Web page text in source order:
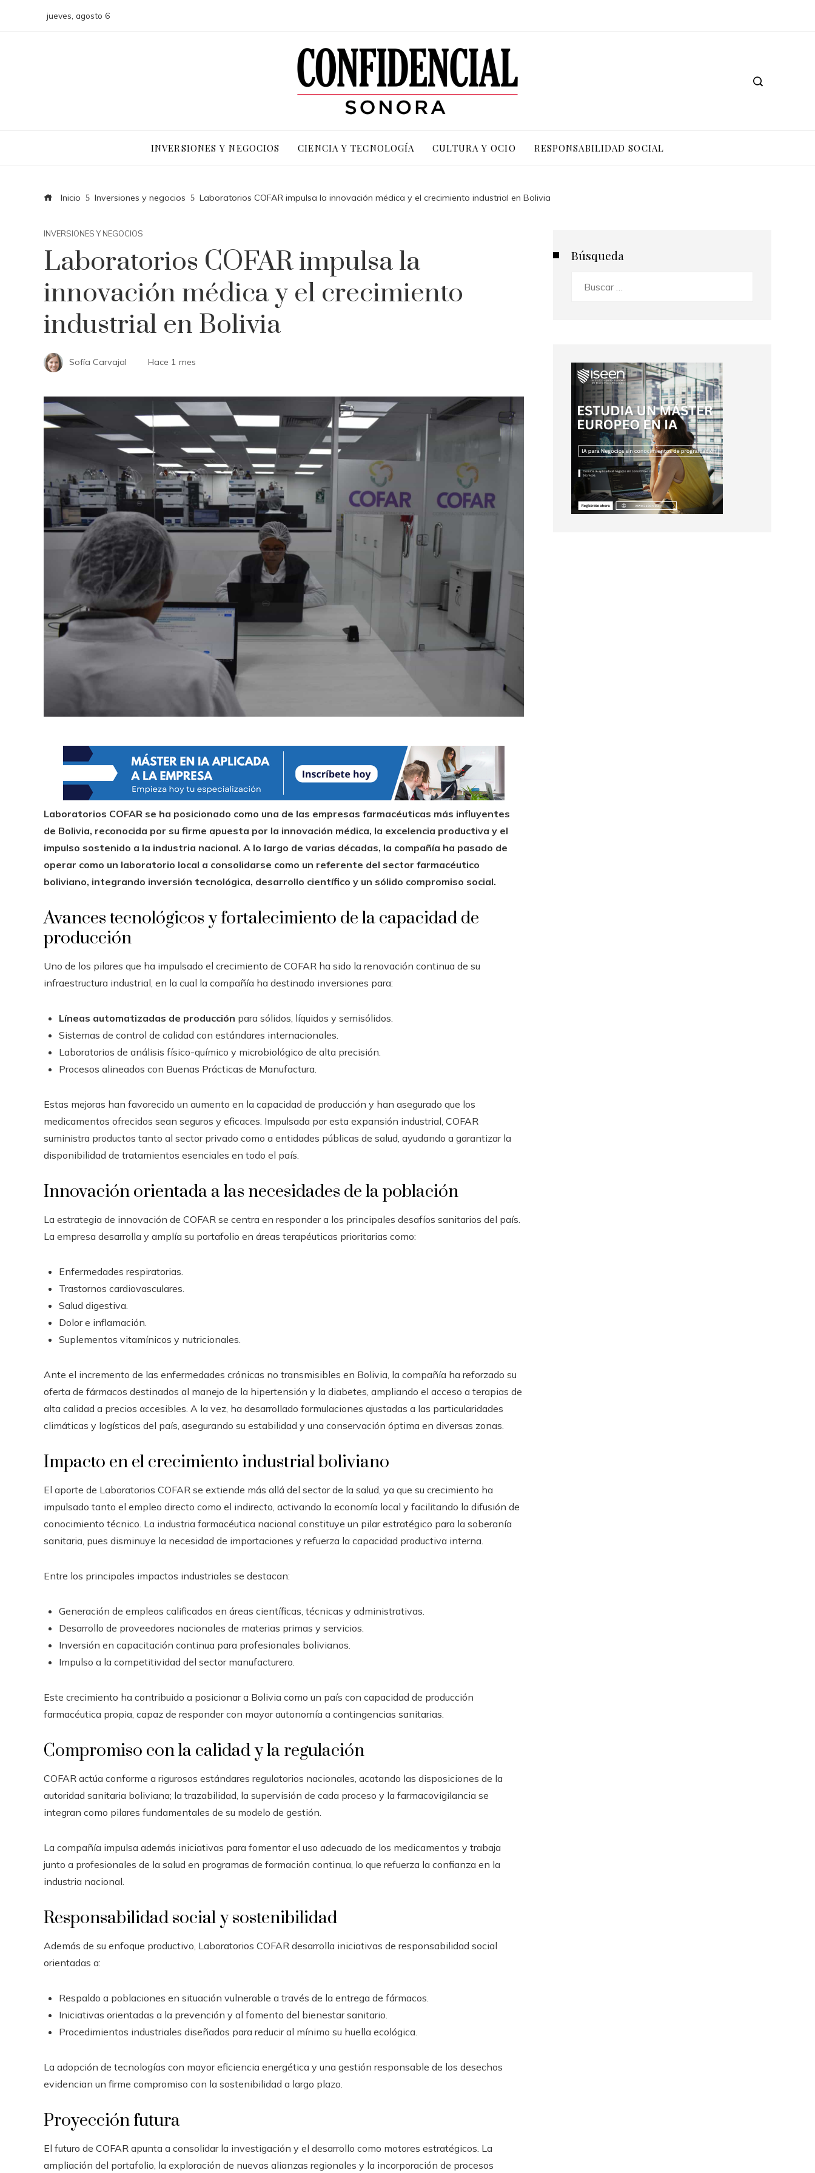
jueves, agosto 6
INVERSIONES Y NEGOCIOS CIENCIA Y TECNOLOGÍA CULTURA Y OCIO RESPONSABILIDAD SOCIAL
Inicio Inversiones y negocios Laboratorios COFAR impulsa la innovación médica y el crecimiento industrial en Bolivia
INVERSIONES Y NEGOCIOS
Laboratorios COFAR impulsa la
innovación médica y el crecimiento
industrial en Bolivia
Sofía Carvajal Hace 1 mes
Laboratorios COFAR se ha posicionado como una de las empresas farmacéuticas más influyentes
de Bolivia, reconocida por su firme apuesta por la innovación médica, la excelencia productiva y el
impulso sostenido a la industria nacional. A lo largo de varias décadas, la compañía ha pasado de
operar como un laboratorio local a consolidarse como un referente del sector farmacéutico
boliviano, integrando inversión tecnológica, desarrollo científico y un sólido compromiso social.
Avances tecnológicos y fortalecimiento de la capacidad de
producción
Uno de los pilares que ha impulsado el crecimiento de COFAR ha sido la renovación continua de su
infraestructura industrial, en la cual la compañía ha destinado inversiones para:
Líneas automatizadas de producción para sólidos, líquidos y semisólidos.
Sistemas de control de calidad con estándares internacionales.
Laboratorios de análisis físico-químico y microbiológico de alta precisión.
Procesos alineados con Buenas Prácticas de Manufactura.
Estas mejoras han favorecido un aumento en la capacidad de producción y han asegurado que los
medicamentos ofrecidos sean seguros y eficaces. Impulsada por esta expansión industrial, COFAR
suministra productos tanto al sector privado como a entidades públicas de salud, ayudando a garantizar la
disponibilidad de tratamientos esenciales en todo el país.
Innovación orientada a las necesidades de la población
La estrategia de innovación de COFAR se centra en responder a los principales desafíos sanitarios del país.
La empresa desarrolla y amplía su portafolio en áreas terapéuticas prioritarias como:
Enfermedades respiratorias.
Trastornos cardiovasculares.
Salud digestiva.
Dolor e inflamación.
Suplementos vitamínicos y nutricionales.
Ante el incremento de las enfermedades crónicas no transmisibles en Bolivia, la compañía ha reforzado su
oferta de fármacos destinados al manejo de la hipertensión y la diabetes, ampliando el acceso a terapias de
alta calidad a precios accesibles. A la vez, ha desarrollado formulaciones ajustadas a las particularidades
climáticas y logísticas del país, asegurando su estabilidad y una conservación óptima en diversas zonas.
Impacto en el crecimiento industrial boliviano
El aporte de Laboratorios COFAR se extiende más allá del sector de la salud, ya que su crecimiento ha
impulsado tanto el empleo directo como el indirecto, activando la economía local y facilitando la difusión de
conocimiento técnico. La industria farmacéutica nacional constituye un pilar estratégico para la soberanía
sanitaria, pues disminuye la necesidad de importaciones y refuerza la capacidad productiva interna.
Entre los principales impactos industriales se destacan:
Generación de empleos calificados en áreas científicas, técnicas y administrativas.
Desarrollo de proveedores nacionales de materias primas y servicios.
Inversión en capacitación continua para profesionales bolivianos.
Impulso a la competitividad del sector manufacturero.
Este crecimiento ha contribuido a posicionar a Bolivia como un país con capacidad de producción
farmacéutica propia, capaz de responder con mayor autonomía a contingencias sanitarias.
Compromiso con la calidad y la regulación
COFAR actúa conforme a rigurosos estándares regulatorios nacionales, acatando las disposiciones de la
autoridad sanitaria boliviana; la trazabilidad, la supervisión de cada proceso y la farmacovigilancia se
integran como pilares fundamentales de su modelo de gestión.
La compañía impulsa además iniciativas para fomentar el uso adecuado de los medicamentos y trabaja
junto a profesionales de la salud en programas de formación continua, lo que refuerza la confianza en la
industria nacional.
Responsabilidad social y sostenibilidad
Además de su enfoque productivo, Laboratorios COFAR desarrolla iniciativas de responsabilidad social
orientadas a:
Respaldo a poblaciones en situación vulnerable a través de la entrega de fármacos.
Iniciativas orientadas a la prevención y al fomento del bienestar sanitario.
Procedimientos industriales diseñados para reducir al mínimo su huella ecológica.
La adopción de tecnologías con mayor eficiencia energética y una gestión responsable de los desechos
evidencian un firme compromiso con la sostenibilidad a largo plazo.
Proyección futura
El futuro de COFAR apunta a consolidar la investigación y el desarrollo como motores estratégicos. La
ampliación del portafolio, la exploración de nuevas alianzas regionales y la incorporación de procesos
Búsqueda